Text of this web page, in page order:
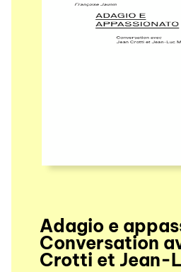
Adagio e
Conversation
Crotti et Jean-